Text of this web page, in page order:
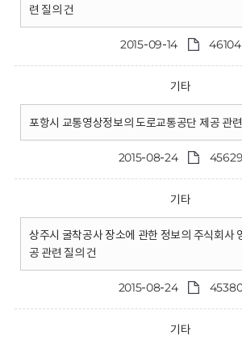
련 질의 건
2015-09-14 46104
기타
포항시 교통영상정보의 도로교통공단 제공 관
2015-08-24 45629
기타
상주시 굴착공사 장소에 관한 정보의 주식회사
공 관련 질의 건
2015-08-24
기타